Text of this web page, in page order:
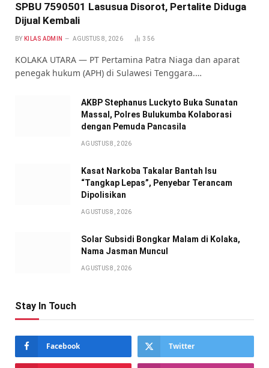
SPBU 7590501 Lasusua Disorot, Pertalite Diduga
Dijual Kembali
BY KILAS ADMIN AGUSTUS 8, 2026 356
KOLAKA UTARA — PT Pertamina Patra Niaga dan aparat
penegak hukum (APH) di Sulawesi Tenggara.…
AKBP Stephanus Luckyto Buka Sunatan
Massal, Polres Bulukumba Kolaborasi
dengan Pemuda Pancasila
AGUSTUS 8, 2026
Kasat Narkoba Takalar Bantah Isu
“Tangkap Lepas”, Penyebar Terancam
Dipolisikan
AGUSTUS 8, 2026
Solar Subsidi Bongkar Malam di Kolaka,
Nama Jasman Muncul
AGUSTUS 8, 2026
Stay In Touch
Facebook Twitter